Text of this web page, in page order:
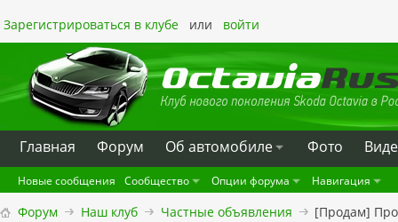
Зарегистрироваться в клубе или войти
Главная Форум Oб автомобиле Фото
Новые сообщения Сообщество Опции форума Навигация
Форум Наш клуб Частные объявления [Продам]